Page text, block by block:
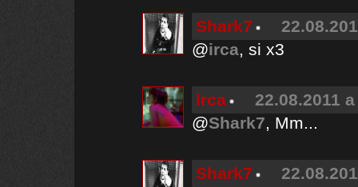
Shark7
@irca, si x3
irca
22.08.2011
@Shark7, Mm...
Shark7